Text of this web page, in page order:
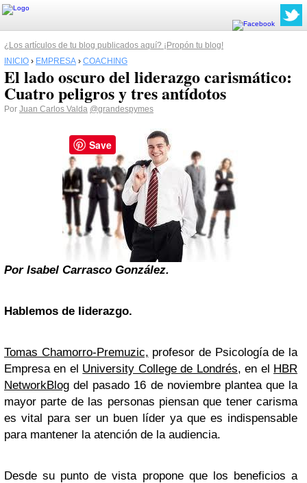
¿Los artículos de tu blog publicados aquí? ¡Propón tu blog!
INICIO › EMPRESA › COACHING
El lado oscuro del liderazgo carismático:
Cuatro peligros y tres antídotos
Por Juan Carlos Valda @grandespymes
Por Isabel Carrasco González.
Hablemos de liderazgo.
Tomas Chamorro-Premuzic, profesor de Psicología de la
Empresa en el University College de Londrés, en el HBR
NetworkBlog del pasado 16 de noviembre plantea que la
mayor parte de las personas piensan que tener carisma
es vital para ser un buen líder ya que es indispensable
para mantener la atención de la audiencia.
Desde su punto de vista propone que los beneficios a
Save